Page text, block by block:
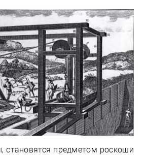
становятся предметом роскоши